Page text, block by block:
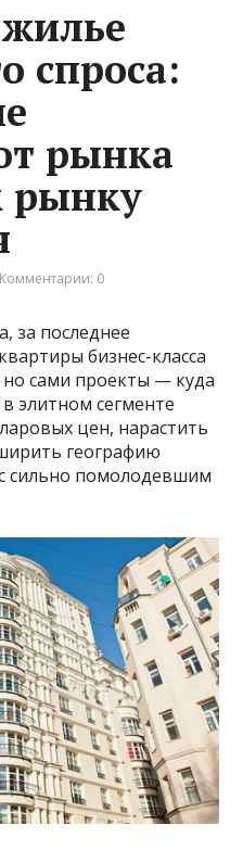
спроса:
рынка
рынку
Комментарии: 0
за последнее
бизнес-класса
сами проекты — куда
элитном сегменте
цен, нарастить
географию
сильно помолодевшим